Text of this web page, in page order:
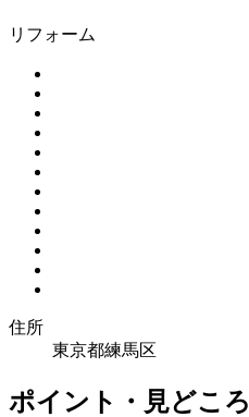
リフォーム
住所
東京都練馬区
ポイント・見どころ